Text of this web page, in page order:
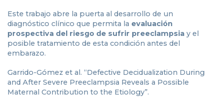
Este trabajo abre la puerta al desarrollo de un
diagnóstico clínico que permita la evaluación
prospectiva del riesgo de sufrir preeclampsia y el
posible tratamiento de esta condición antes del
embarazo.
Garrido-Gómez et al. “Defective Decidualization During
and After Severe Preeclampsia Reveals a Possible
Maternal Contribution to the Etiology”.